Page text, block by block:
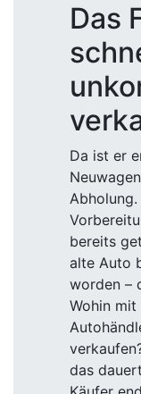
Das
Da ist er
bereits
alte Auto
worden –
Wohin mit
das